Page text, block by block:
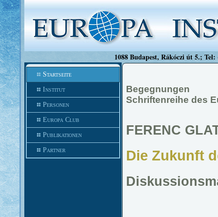
1088 Budapest, Rákóczi út 5.;
Startseite
Institut
Personen
Europa Club
Publikationen
Partner
Begegnungen
Schriftenreihe des
FERENC
Die Zukunft